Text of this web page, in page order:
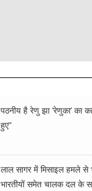
पठनीय है रेणु झा ‘रेणुका’ का
हुए”
लाल सागर में मिसाइल हमले से
भारतीयों समेत चालक दल के